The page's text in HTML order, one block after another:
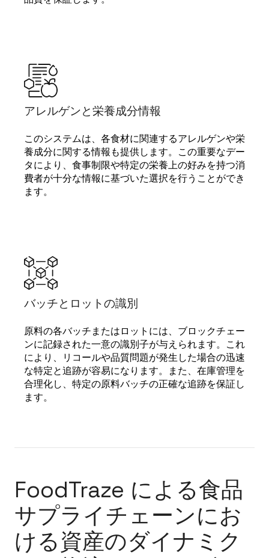
アレルゲンと栄養成分情報
このシステムは、各食材に関連するアレルゲンや栄
養成分に関する情報も提供します。この重要なデー
タにより、食事制限や特定の栄養上の好みを持つ消
費者が十分な情報に基づいた選択を行うことができ
ます。
バッチとロットの識別
原料の各バッチまたはロットには、ブロックチェー
ンに記録された一意の識別子が与えられます。これ
により、リコールや品質問題が発生した場合の迅速
な特定と追跡が容易になります。また、在庫管理を
合理化し、特定の原料バッチの正確な追跡を保証し
ます。
FoodTraze による食品
サプライチェーンにお
ける資産のダイナミク